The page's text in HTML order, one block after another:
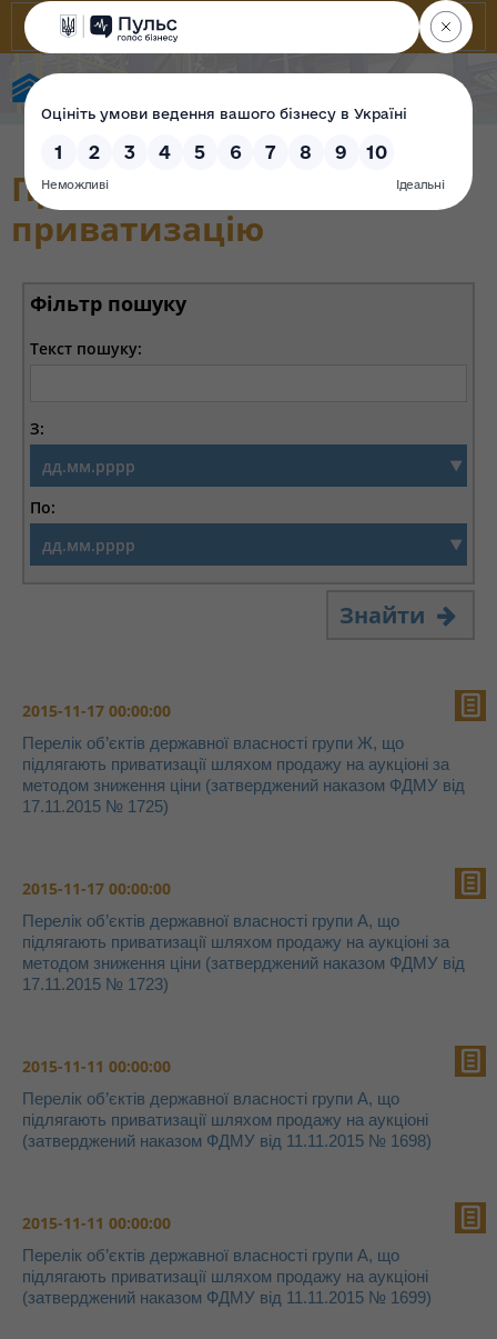
Прийнято рішення про
приватизацію
Фільтр пошуку
Текст пошуку:
З:
По:
Знайти
2015-11-17 00:00:00
Перелік об’єктів державної власності групи Ж, що
підлягають приватизації шляхом продажу на аукціоні за
методом зниження ціни (затверджений наказом ФДМУ від
17.11.2015 № 1725)
2015-11-17 00:00:00
Перелік об’єктів державної власності групи А, що
підлягають приватизації шляхом продажу на аукціоні за
методом зниження ціни (затверджений наказом ФДМУ від
17.11.2015 № 1723)
2015-11-11 00:00:00
Перелік об’єктів державної власності групи А, що
підлягають приватизації шляхом продажу на аукціоні
(затверджений наказом ФДМУ від 11.11.2015 № 1698)
2015-11-11 00:00:00
Перелік об’єктів державної власності групи А, що
підлягають приватизації шляхом продажу на аукціоні
(затверджений наказом ФДМУ від 11.11.2015 № 1699)